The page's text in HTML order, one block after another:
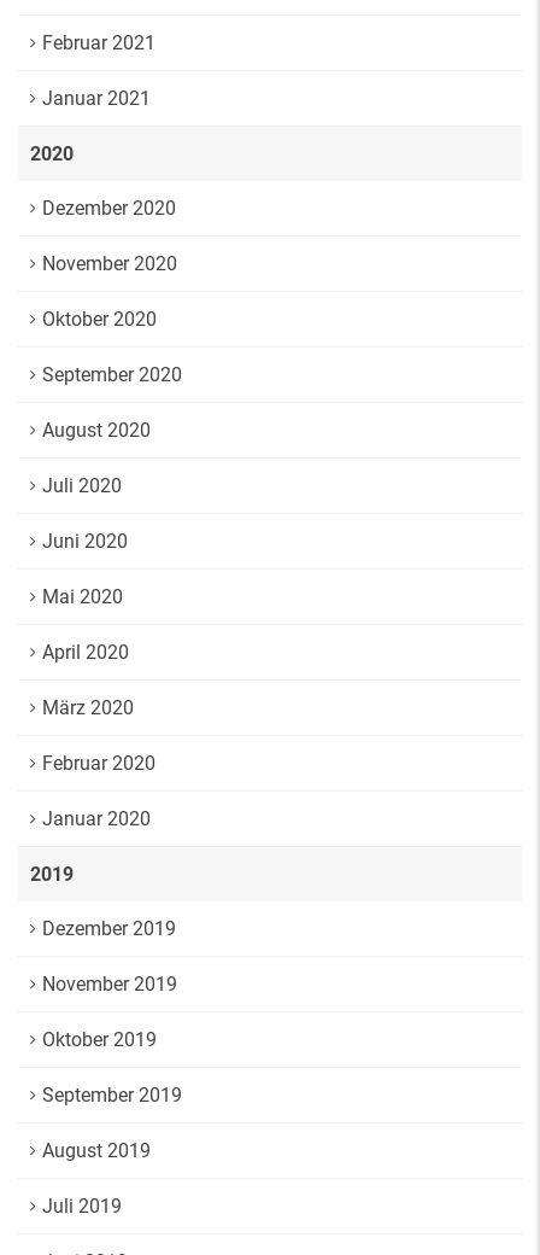
Februar 2021
Januar 2021
2020
Dezember 2020
November 2020
Oktober 2020
September 2020
August 2020
Juli 2020
Juni 2020
Mai 2020
April 2020
März 2020
Februar 2020
Januar 2020
2019
Dezember 2019
November 2019
Oktober 2019
September 2019
August 2019
Juli 2019